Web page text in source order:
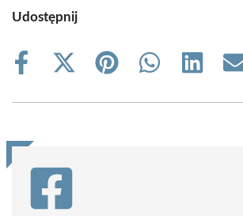
Udostępnij
Share
Share
(Twitter)
Share
Share
Share